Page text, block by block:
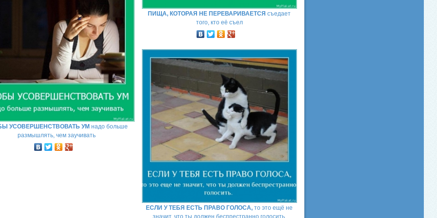
УСОВЕРШЕНСТВОВАТЬ УМнадо больше
размышлять, чем заучивать
ПИЩА, КОТОРАЯ НЕ ПЕРЕВАРИВАЕТСЯ съедает
того, кто её съел
ЕСЛИ У ТЕБЯ ЕСТЬ ПРАВО ГОЛОСА, то это ещё не
значит, что ты должен беспрестранно голосить.